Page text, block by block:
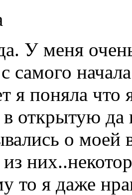
У меня
самого
я поняла что
открытую да
о моей
из
то я даже